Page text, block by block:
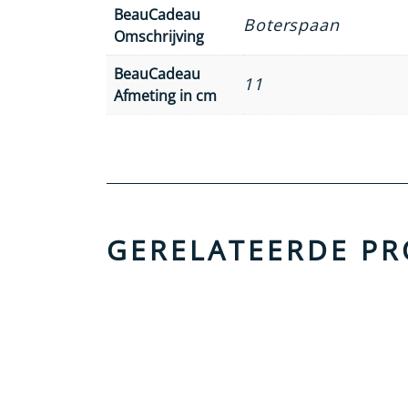
BeauCadeau
Omschrijving
Boterspaan
BeauCadeau
Afmeting in cm
11
GERELATEERDE